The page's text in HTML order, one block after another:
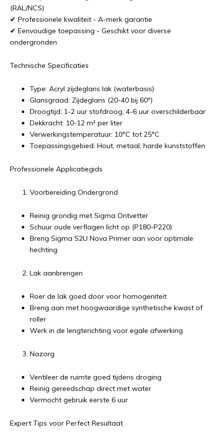
(RAL/NCS)
✔ Professionele kwaliteit - A-merk garantie
✔ Eenvoudige toepassing - Geschikt voor diverse
ondergronden
Technische Specificaties
Type: Acryl zijdeglans lak (waterbasis)
Glansgraad: Zijdeglans (20-40 bij 60°)
Droogtijd: 1-2 uur stofdroog, 4-6 uur overschilderbaar
Dekkracht: 10-12 m² per liter
Verwerkingstemperatuur: 10°C tot 25°C
Toepassingsgebied: Hout, metaal, harde kunststoffen
Professionele Applicatiegids
Voorbereiding Ondergrond
Reinig grondig met Sigma Ontvetter
Schuur oude verflagen licht op (P180-P220)
Breng Sigma S2U Nova Primer aan voor optimale
hechting
Lak aanbrengen
Roer de lak goed door voor homogeniteit
Breng aan met hoogwaardige synthetische kwast of
roller
Werk in de lengterichting voor egale afwerking
Nazorg
Ventileer de ruimte goed tijdens droging
Reinig gereedschap direct met water
Vermocht gebruik eerste 6 uur
Expert Tips voor Perfect Resultaat